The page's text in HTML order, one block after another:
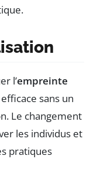
l’empreinte
sans un
Le changement
les individus et
pratiques